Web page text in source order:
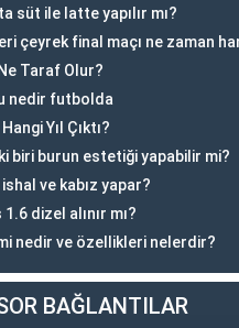
süt ile latte yapılır mı?
çeyrek final maçı ne zaman
Taraf Olur?
nedir futbolda
Yıl Çıktı?
biri burun estetiği yapabilir mi?
ve kabız yapar?
dizel alınır mı?
nedir ve özellikleri nelerdir?
BAĞLANTILAR